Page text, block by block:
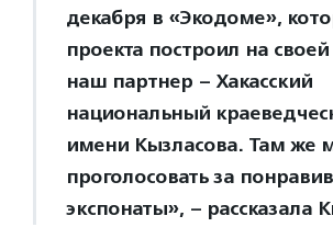
декабря в «Экодоме»,
проекта построил на
наш партнер – Хакасский
национальный
имени Кызласова. Там же
проголосовать за
экспонаты», – рассказала